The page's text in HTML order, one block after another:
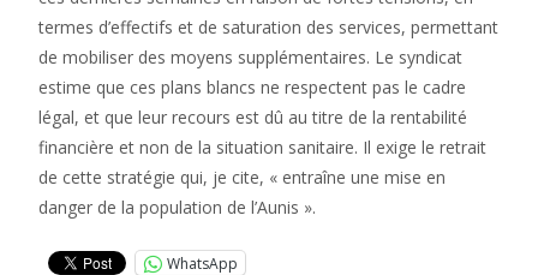
termes d’effectifs et de saturation des services, permettant
de mobiliser des moyens supplémentaires. Le syndicat
estime que ces plans blancs ne respectent pas le cadre
légal, et que leur recours est dû au titre de la rentabilité
financière et non de la situation sanitaire. Il exige le retrait
de cette stratégie qui, je cite, « entraîne une mise en
danger de la population de l’Aunis ».
WhatsApp